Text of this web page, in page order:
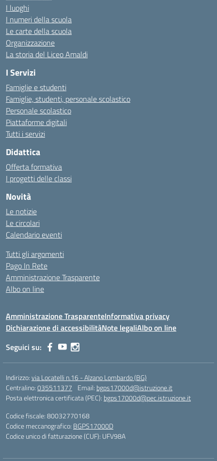
I luoghi
I numeri della scuola
Le carte della scuola
Organizzazione
La storia del Liceo Amaldi
I Servizi
Famiglie e studenti
Famiglie, studenti, personale scolastico
Personale scolastico
Piattaforme digitali
Tutti i servizi
Didattica
Offerta formativa
I progetti delle classi
Novità
Le notizie
Le circolari
Calendario eventi
Tutti gli argomenti
Pago In Rete
Amministrazione Trasparente
Albo on line
Amministrazione TrasparenteInformativa privacy
Dichiarazione di accessibilitàNote legaliAlbo on line
Seguici su:
Indirizzo:via Locatelli n.16 - Alzano Lombardo (BG)
Centralino:035511377 Email: bgps17000d@istruzione.it
Posta elettronica certificata (PEC): bgps17000d@pec.istruzione.it
Codice fiscale: 80032770168
Codice meccanografico: BGPS17000D
Codice unico di fatturazione (CUF): UFV98A